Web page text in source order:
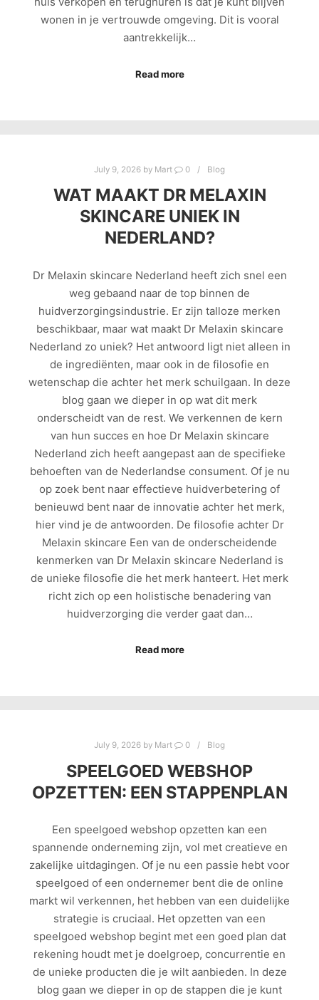
wonen in je vertrouwde omgeving. Dit is vooral
aantrekkelijk…
Read more
July 9, 2026 by Mart 0 Blog
WAT MAAKT DR MELAXIN
SKINCARE UNIEK IN
NEDERLAND?
Dr Melaxin skincare Nederland heeft zich snel een
weg gebaand naar de top binnen de
huidverzorgingsindustrie. Er zijn talloze merken
beschikbaar, maar wat maakt Dr Melaxin skincare
Nederland zo uniek? Het antwoord ligt niet alleen in
de ingrediënten, maar ook in de filosofie en
wetenschap die achter het merk schuilgaan. In deze
blog gaan we dieper in op wat dit merk
onderscheidt van de rest. We verkennen de kern
van hun succes en hoe Dr Melaxin skincare
Nederland zich heeft aangepast aan de specifieke
behoeften van de Nederlandse consument. Of je nu
op zoek bent naar effectieve huidverbetering of
benieuwd bent naar de innovatie achter het merk,
hier vind je de antwoorden. De filosofie achter Dr
Melaxin skincare Een van de onderscheidende
kenmerken van Dr Melaxin skincare Nederland is
de unieke filosofie die het merk hanteert. Het merk
richt zich op een holistische benadering van
huidverzorging die verder gaat dan…
Read more
July 9, 2026 by Mart 0 Blog
SPEELGOED WEBSHOP
OPZETTEN: EEN STAPPENPLAN
Een speelgoed webshop opzetten kan een
spannende onderneming zijn, vol met creatieve en
zakelijke uitdagingen. Of je nu een passie hebt voor
speelgoed of een ondernemer bent die de online
markt wil verkennen, het hebben van een duidelijke
strategie is cruciaal. Het opzetten van een
speelgoed webshop begint met een goed plan dat
rekening houdt met je doelgroep, concurrentie en
de unieke producten die je wilt aanbieden. In deze
blog gaan we dieper in op de stappen die je kunt